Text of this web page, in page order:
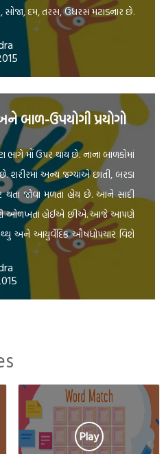
સોજા, દમ, તરસ, ઉધરસ મટાડનાર છે.
બાળ-ઉપયોગી પ્રયોગો
મોં ઉપર થાય છે. નાના બાળકોમાં
શરીરમાં અન્ય જગ્યાએ છાતી, બરડા
જોવા મળતા હોય છે. આને સાદી
આપણે ઓળખતા હોઈએ છીએ. આજે આપણે
અને આયુર્વેદિક ઔષધોપચાર વિશે
Play